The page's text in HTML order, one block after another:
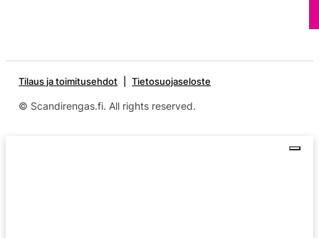
Tilaus ja toimitusehdot Tietosuojaseloste
© Scandirengas.fi. All rights reserved.